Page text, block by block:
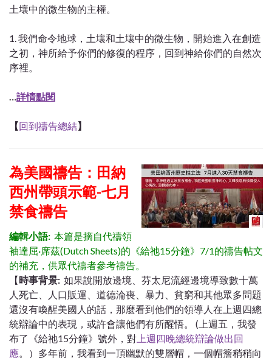
土壤中的微生物的主權。
1. 我們命令地球，土壤和土壤中的微生物，開始進入在創造
之初，神所給予你們的修復的程序，回到神給你們的自然次
序裡。
詳情點閱
【回到禱告總結】
為美國禱告：田納
西州帶頭示範-七月
禁食禱告
編輯小語: 本篇是摘自代禱領
袖達屈·席茲(Dutch Sheets)的《給祂15分鐘》7/1的禱告帖文
的補充，供眾代禱者參考禱告。
【時事背景: 如果說開放邊境、芬太尼流經邊境導致數十萬
人死亡、人口販運、道德淪喪、暴力、貧窮和其他眾多問題
還沒有喚醒美國人的話，那麼看到他們的領導人在上週四總
統辯論中的表現，或許會讓他們有所醒悟。 (上週五，我發
布了《給祂15分鐘》號外，對 上週四晚總統辯論做出回
應 。）多年前，我看到一頂幽默的雙層帽，一個帽簷稍稍向